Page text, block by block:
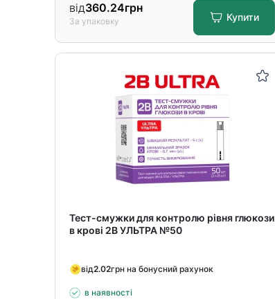
від360.24грн
За упаковку Купити
Тест-смужки для контролю рівня глюкози
в крові 2B УЛЬТРА №50
від2.02грн на бонусний рахунок
в наявності